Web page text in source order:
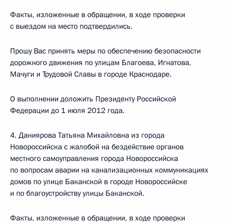
Факты, изложенные в обращении, в ходе проверки
с выездом на место подтвердились.
Прошу Вас принять меры по обеспечению безопасности
дорожного движения по улицам Благоева, Игнатова,
Мачуги и Трудовой Славы в городе Краснодаре.
О выполнении доложить Президенту Российской
Федерации до 1 июля 2012 года.
4. Даниярова Татьяна Михайловна из города
Новороссийска с жалобой на бездействие органов
местного самоуправления города Новороссийска
по вопросам аварии на канализационных коммуникациях
домов по улице Баканской в городе Новороссийске
и по благоустройству улицы Баканской.
Факты, изложенные в обращении, в ходе проверки